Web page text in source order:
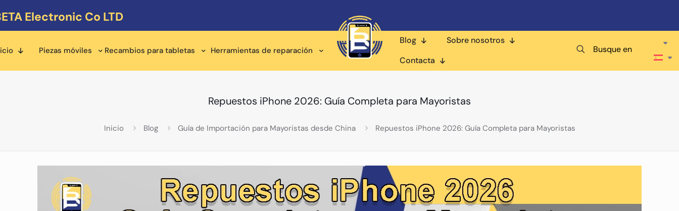
Electronic Co LTD
Piezas móviles Recambios para tabletas Herramientas de reparación
Blog
Sobre nosotros
Contacta
Busque en
Repuestos iPhone 2026: Guía Completa para Mayoristas
Inicio Blog Guía de Importación para Mayoristas desde China Repuestos iPhone 2026: Guía Completa para Mayoristas